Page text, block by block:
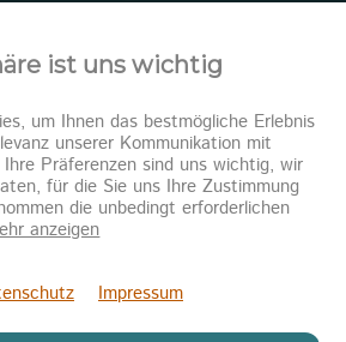
abonnieren
ist uns wichtig
um Ihnen das bestmögliche Erlebnis
unserer Kommunikation mit
Präferenzen sind uns wichtig, wir
für die Sie uns Ihre Zustimmung
die unbedingt erforderlichen
anzeigen
Impressum